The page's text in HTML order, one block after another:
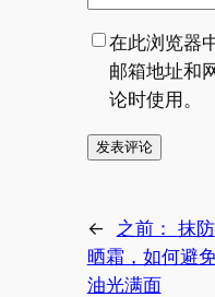
在此浏览器
邮箱地址和
论时使用。
← 之前： 抹防
晒霜，如何避
油光满面